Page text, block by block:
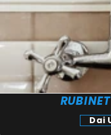
Dai